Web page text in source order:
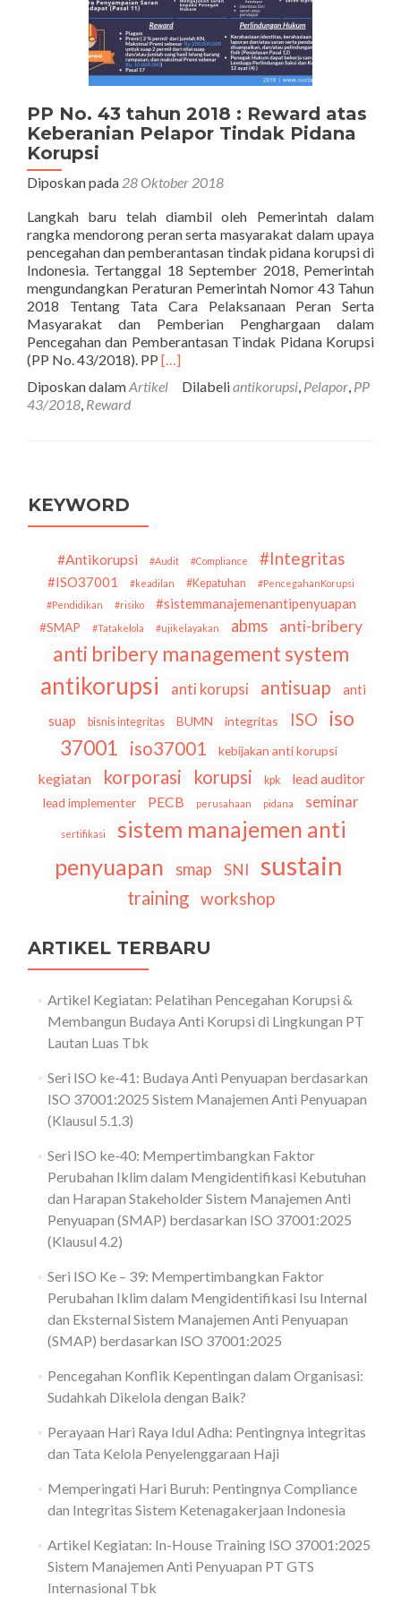
PP No. 43 tahun 2018 : Reward atas
Keberanian Pelapor Tindak Pidana
Korupsi
Diposkan pada 28 Oktober 2018
Langkah baru telah diambil oleh Pemerintah dalam
rangka mendorong peran serta masyarakat dalam upaya
pencegahan dan pemberantasan tindak pidana korupsi di
Indonesia. Tertanggal 18 September 2018, Pemerintah
mengundangkan Peraturan Pemerintah Nomor 43 Tahun
2018 Tentang Tata Cara Pelaksanaan Peran Serta
Masyarakat dan Pemberian Penghargaan dalam
Pencegahan dan Pemberantasan Tindak Pidana Korupsi
(PP No. 43/2018). PP Selengkapnya
No.
Tindak
Korupsi
[…]
Diposkan dalamArtikel Dilabeliantikorupsi, Pelapor, PP
43/2018, Reward
KEYWORD
#Antikorupsi #Audit #Compliance #Integritas
#ISO37001 #keadilan #Kepatuhan
#PencegahanKorupsi
#Pendidikan
#risiko #sistemmanajemenantipenyuapan
#SMAP #Tatakelola #ujikelayakan abms anti-bribery
anti bribery management system
antikorupsi anti korupsi antisuap
anti
suap
bisnis integritas BUMN integritas ISO
iso
37001
iso37001 kebijakan anti korupsi
kegiatan korporasi korupsi kpk lead auditor
lead implementer PECB perusahaan pidana seminar
sertifikasi
sistem manajemen anti
penyuapan
smap SNI sustain
training workshop
ARTIKEL TERBARU
Artikel Kegiatan: Pelatihan Pencegahan Korupsi &
Membangun Budaya Anti Korupsi di Lingkungan PT
Lautan Luas Tbk
Seri ISO ke-41: Budaya Anti Penyuapan berdasarkan
ISO 37001:2025 Sistem Manajemen Anti Penyuapan
(Klausul 5.1.3)
Seri ISO ke-40: Mempertimbangkan Faktor
Perubahan Iklim dalam Mengidentifikasi Kebutuhan
dan Harapan Stakeholder Sistem Manajemen Anti
Penyuapan (SMAP) berdasarkan ISO 37001:2025
(Klausul 4.2)
Seri ISO Ke – 39: Mempertimbangkan Faktor
Perubahan Iklim dalam Mengidentifikasi Isu Internal
dan Eksternal Sistem Manajemen Anti Penyuapan
(SMAP) berdasarkan ISO 37001:2025
Pencegahan Konflik Kepentingan dalam Organisasi:
Sudahkah Dikelola dengan Baik?
Perayaan Hari Raya Idul Adha: Pentingnya integritas
dan Tata Kelola Penyelenggaraan Haji
Memperingati Hari Buruh: Pentingnya Compliance
dan Integritas Sistem Ketenagakerjaan Indonesia
Artikel Kegiatan: In-House Training ISO 37001:2025
Sistem Manajemen Anti Penyuapan PT GTS
Internasional Tbk